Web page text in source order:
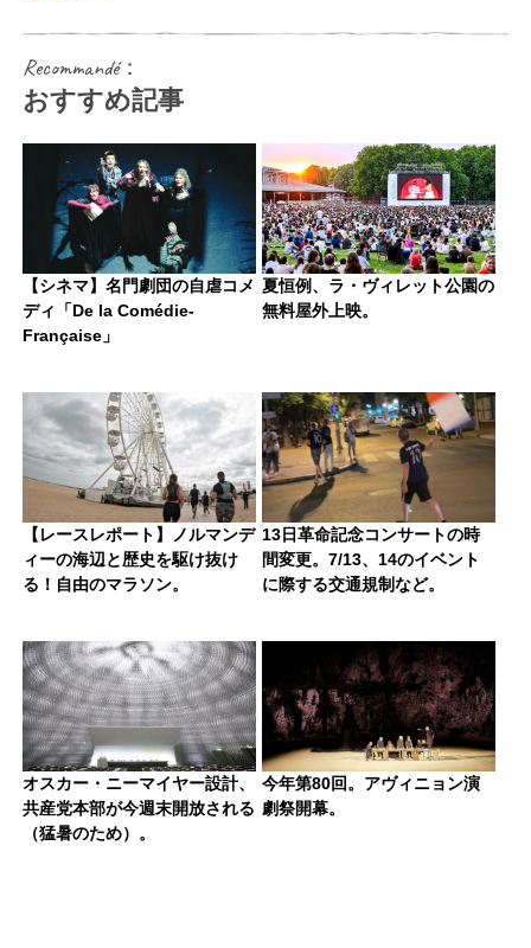
Recommandé：
おすすめ記事
【シネマ】名門劇団の自虐コメ
ディ「De la Comédie-
Française」
夏恒例、ラ・ヴィレット公園の
無料屋外上映。
【レースレポート】ノルマンデ
ィーの海辺と歴史を駆け抜け
る！自由のマラソン。
13日革命記念コンサートの時
間変更。7/13、14のイベント
に際する交通規制など。
オスカー・ニーマイヤー設計、
共産党本部が今週末開放される
（猛暑のため）。
今年第80回。アヴィニョン演
劇祭開幕。